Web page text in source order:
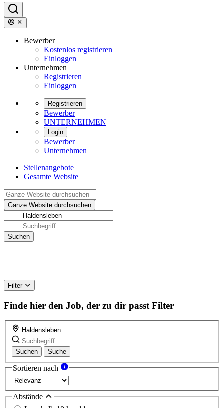
Bewerber
Kostenlos registrieren
Einloggen
Unternehmen
Registrieren
Einloggen
Registrieren
Bewerber
UNTERNEHMEN
Login
Bewerber
Unternehmen
Stellenangebote
Gesamte Website
Filter
Finde hier den Job, der zu dir passt Filter
Suchen Suche
Sortieren nach
Abstände